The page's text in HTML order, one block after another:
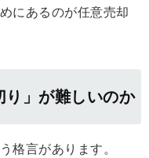
にあるのが任意売却
り」が難しいのか
格言があります。